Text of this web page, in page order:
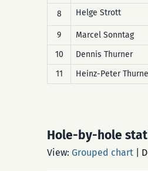
8 Helge Strott
9 Marcel Sonntag
10
Dennis Thurner
11
Heinz-Peter
Hole-by-hole
View: Grouped chart